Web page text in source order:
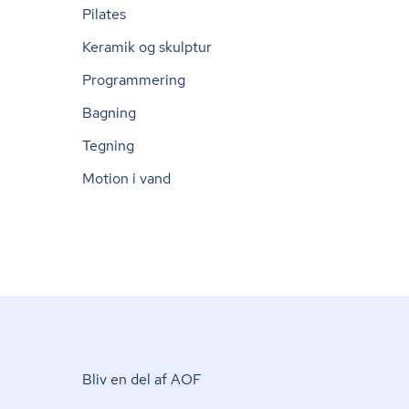
Pilates
Keramik og skulptur
Programmering
Bagning
Tegning
Motion i vand
Bliv en del af AOF